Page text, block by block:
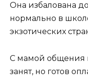
Она избалована
нормально в
экзотических
С мамой общения
занят, но готов